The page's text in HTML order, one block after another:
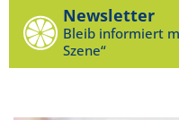
Newsletter
Bleib informiert
Szene“